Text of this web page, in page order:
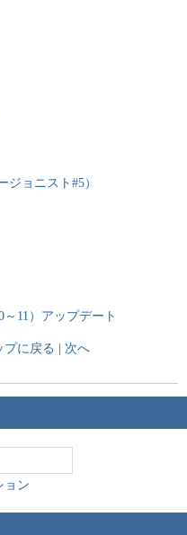
ョニスト#5）
11）アップデート
プに戻る 次へ
ョン